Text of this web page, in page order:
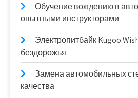
Обучение вождению в
опытными инструкторами
Электропитбайк Kugoo
бездорожья
Замена автомобильных
качества